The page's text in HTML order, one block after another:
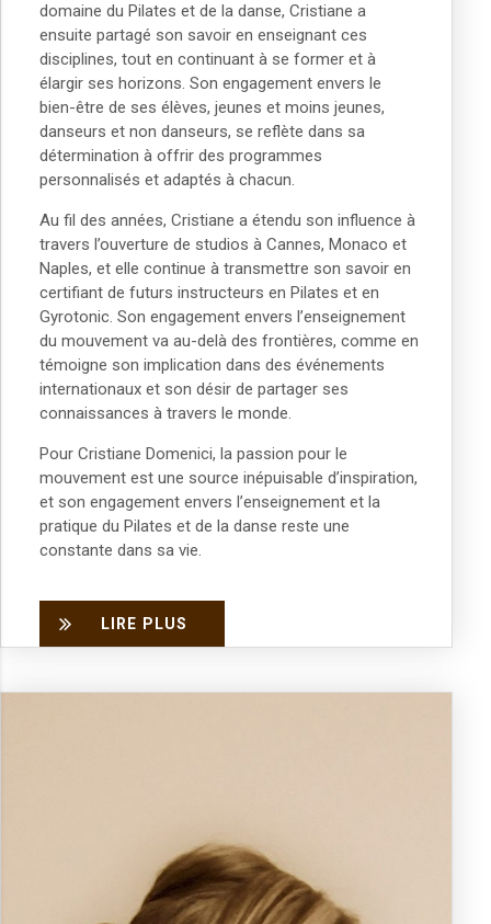
domaine du Pilates et de la danse, Cristiane a
ensuite partagé son savoir en enseignant ces
disciplines, tout en continuant à se former et à
élargir ses horizons. Son engagement envers le
bien-être de ses élèves, jeunes et moins jeunes,
danseurs et non danseurs, se reflète dans sa
détermination à offrir des programmes
personnalisés et adaptés à chacun.
Au fil des années, Cristiane a étendu son influence à
travers l’ouverture de studios à Cannes, Monaco et
Naples, et elle continue à transmettre son savoir en
certifiant de futurs instructeurs en Pilates et en
Gyrotonic. Son engagement envers l’enseignement
du mouvement va au-delà des frontières, comme en
témoigne son implication dans des événements
internationaux et son désir de partager ses
connaissances à travers le monde.
Pour Cristiane Domenici, la passion pour le
mouvement est une source inépuisable d’inspiration,
et son engagement envers l’enseignement et la
pratique du Pilates et de la danse reste une
constante dans sa vie.
LIRE PLUS